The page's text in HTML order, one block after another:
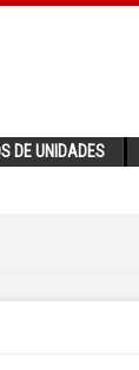
DE UNIDADES